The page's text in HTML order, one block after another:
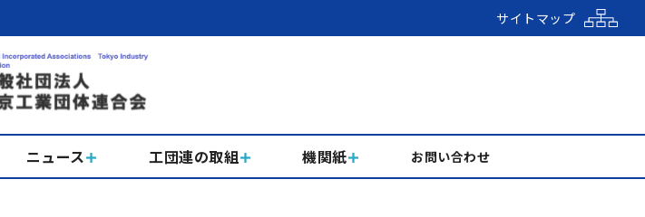
サイトマップ
ニュース 工団連の取組 機関紙 お問い合わせ